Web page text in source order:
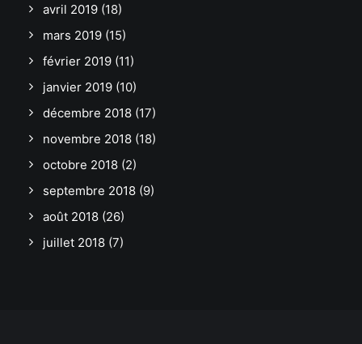
avril 2019 (18)
mars 2019 (15)
février 2019 (11)
janvier 2019 (10)
décembre 2018 (17)
novembre 2018 (18)
octobre 2018 (2)
septembre 2018 (9)
août 2018 (26)
juillet 2018 (7)